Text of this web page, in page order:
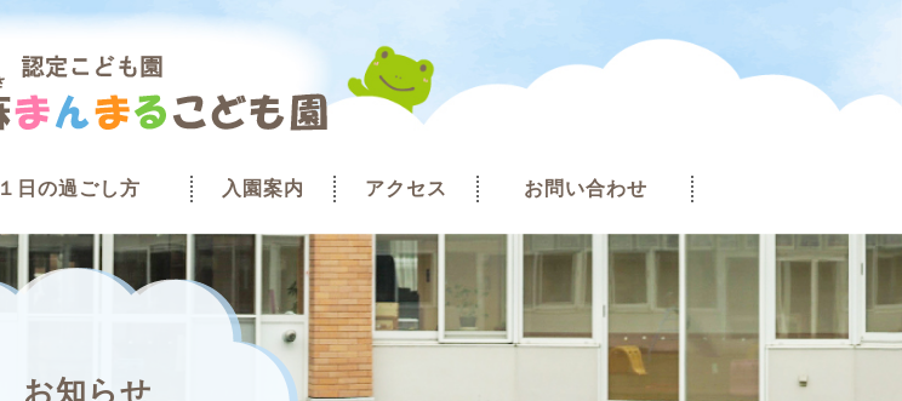
１日の過ごし方 入園案内 アクセス お問い合わせ
お知らせ